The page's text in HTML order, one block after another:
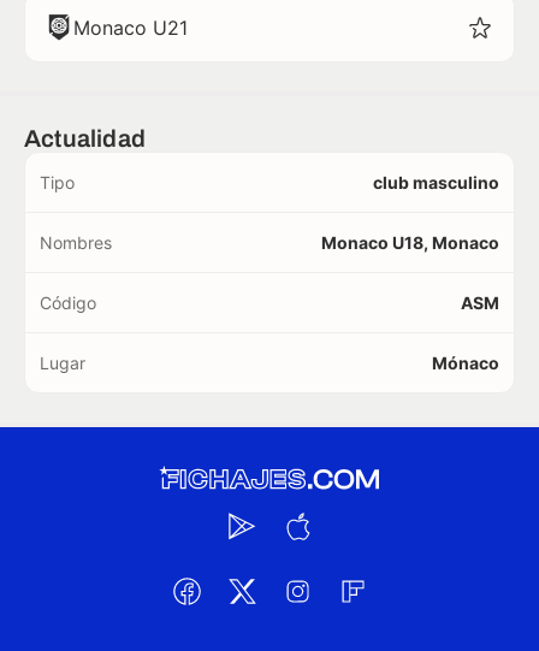
Monaco U21
Actualidad
Tipo club masculino
Nombres Monaco U18, Monaco
Código ASM
Lugar Mónaco